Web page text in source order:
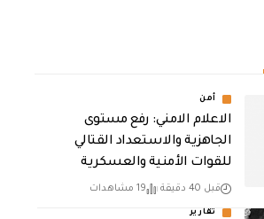
أمن
الاعلام الامني: رفع مستوى
الجاهزية والاستعداد القتالي
للقوات الأمنية والعسكرية
قبل 40 دقيقة 19 مشاهدات
تقارير